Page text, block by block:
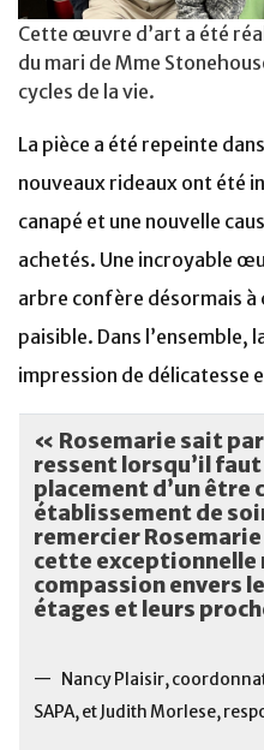
Cette œuvre d’art a été
du mari de Mme
cycles de la vie.
La pièce a été repeinte
nouveaux rideaux ont été
canapé et une nouvelle
achetés. Une incroyable
arbre confère désormais à
paisible. Dans l’ensemble,
impression de délicatesse
« Rosemarie sait par
ressent lorsqu’il faut
placement d’un être
établissement de
remercier
cette exceptionnelle
compassion envers
étages et leurs
— Nancy Plaisir,
SAPA, et Judith Morlese,